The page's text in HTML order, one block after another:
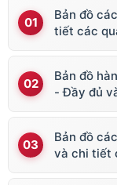
Bản đồ
tiết các
Bản đồ
- Đầy đủ
Bản đồ
và chi tiết